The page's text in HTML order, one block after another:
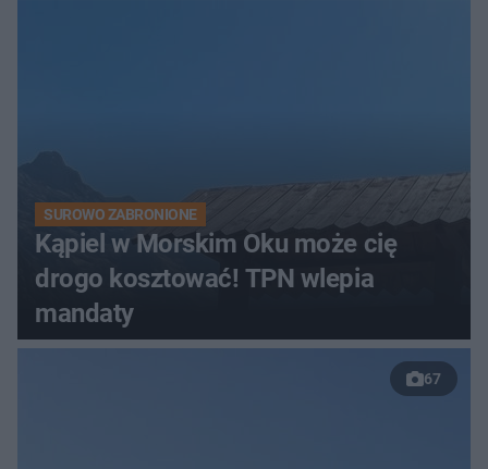
SUROWO ZABRONIONE
Kąpiel w Morskim Oku może cię
drogo kosztować! TPN wlepia
mandaty
67